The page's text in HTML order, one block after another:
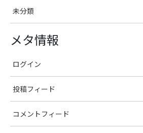
未分類
メタ情報
ログイン
投稿フィード
コメントフィード